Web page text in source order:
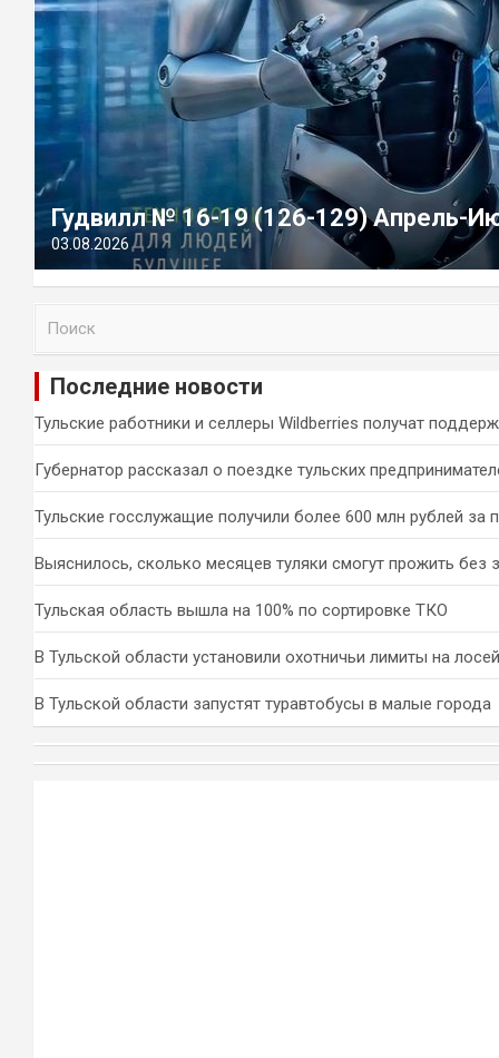
Гудвилл № 16-19 (126-129) Апрель-
03.08.2026
и
Последние новости
Тульские работники и селлеры Wildberries получат
Губернатор рассказал о поездке тульских
Тульские госслужащие получили более 600 млн рублей за
Выяснилось, сколько месяцев туляки смогут прожить без
Тульская область вышла на 100% по сортировке ТКО
В Тульской области установили охотничьи лимиты на
В Тульской области запустят туравтобусы в малые города